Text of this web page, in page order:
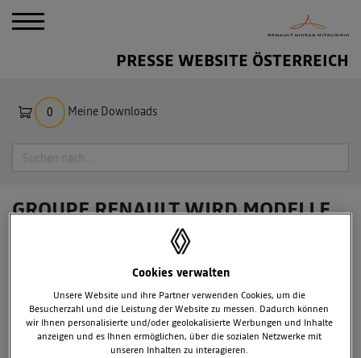
PRESSE WEBSITE ÖSTERREICH
0 Meine Downloads
Suche
GROUPE RENAULT WIRD MODELLE
FÜR MITSUBISHI MOTORS IN
Cookies verwalten
Unsere Website und ihre Partner verwenden Cookies, um die
Besucherzahl und die Leistung der Website zu messen. Dadurch können
wir Ihnen personalisierte und/oder geolokalisierte Werbungen und Inhalte
anzeigen und es Ihnen ermöglichen, über die sozialen Netzwerke mit
unseren Inhalten zu interagieren.